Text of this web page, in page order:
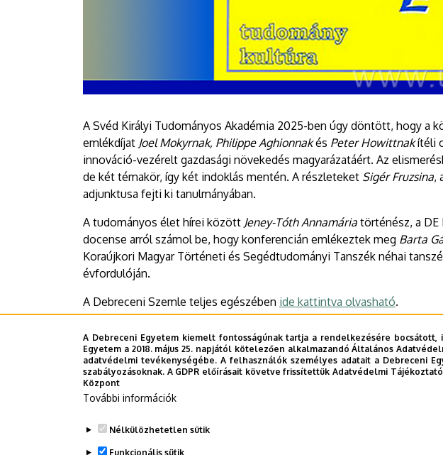
A Svéd Királyi Tudományos Akadémia 2025-ben úgy döntött, hogy a
emlékdíjat Joel Mokyrnak, Philippe Aghionnakés Peter Howittnakítéli
innováció-vezérelt gazdasági növekedés magyarázatáért. Az
de két témakör, így két indoklás mentén. A részleteket Sigér Fruzsina,
adjunktusa fejti ki tanulmányában.
A tudományos élet hírei között Jeney-Tóth Annamária történész, a
docense arról számol be, hogy konferencián emlékeztek meg Barta
Koraújkori Magyar Történeti és Segédtudományi Tanszék néhai
évfordulóján.
A Debreceni Szemle teljes egészében ide kattintva olvasható.
Sajtóközpont - OCs
A Debreceni Egyetem kiemelt fontosságúnak tartja a rendelkezésére
Egyetem a 2018. május 25. napjától kötelezően alkalmazandó Általános
adatvédelmi tevékenységébe. A felhasználók személyes adatait a Debreceni
szabályozásoknak. A GDPR előírásait követve frissítettük Adatvédelmi
Központ
További információk
Nélkülözhetetlen sütik
Funkcionális sütik